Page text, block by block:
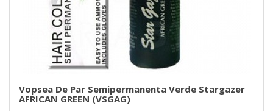
Vopsea De Par Semipermanenta Verde Stargazer
AFRICAN GREEN (VSGAG)